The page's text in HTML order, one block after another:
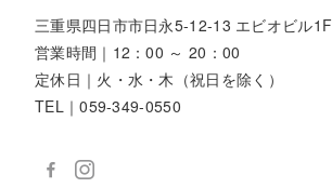
三重県四日市市日永5-12-13 エビオビル1F
営業時間｜12：00 ～ 20：00
定休日｜火・水・木（祝日を除く）
TEL｜059-349-0550